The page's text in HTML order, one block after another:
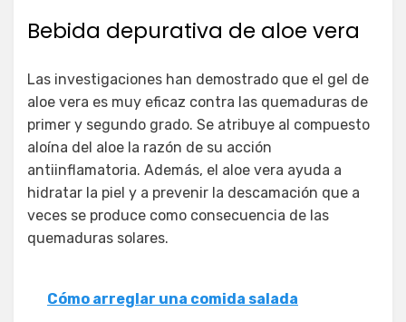
Bebida depurativa de aloe vera
Las investigaciones han demostrado que el gel de
aloe vera es muy eficaz contra las quemaduras de
primer y segundo grado. Se atribuye al compuesto
aloína del aloe la razón de su acción
antiinflamatoria. Además, el aloe vera ayuda a
hidratar la piel y a prevenir la descamación que a
veces se produce como consecuencia de las
quemaduras solares.
Cómo arreglar una comida salada